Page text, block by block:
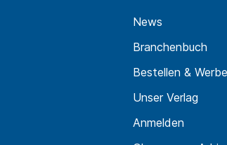
News
Branchenbuch
Bestellen &
Unser Verlag
Anmelden